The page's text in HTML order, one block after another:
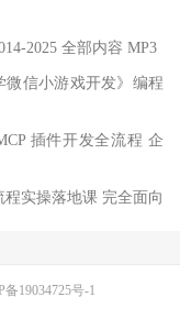
2025 全部内容 MP3
信小游戏开发》编程
插件开发全流程 企
程实操落地课 完全面向
备19034725号-1